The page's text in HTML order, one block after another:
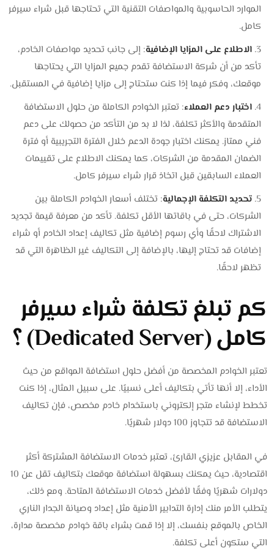
الموارد الحاسوبية والمواصفات التقنية التي تحتاجها قبل شراء سيرفر
كامل.
الاطلاع على المزايا الإضافية: إلى جانب تحديد مواصفات الخادم،
تأكد من أن شركة الاستضافة تقدم جميع المزايا التي يحتاجها
موقعك، وفكر فيما إذا كنت ستحتاج إلى مزايا إضافية في المستقبل.
اختبار دعم العملاء: تعتبر الخوادم الكاملة من حلول الاستضافة
المتقدمة والأكثر تكلفة، لذا لا بد من التأكد من حصولك على دعم
فني ممتاز. يمكنك اختبار جودة الدعم خلال الفترة التجريبية أو فترة
الضمان المقدمة من الشركات، كما يمكنك الاطلاع على تقييمات
العملاء السابقين قبل اتخاذ قرار شراء سيرفر كامل.
تحديد التكلفة الإجمالية: تختلف أسعار الخوادم الكاملة بين
الشركات، حتى في باقاتها الأقل تكلفة. تأكد من معرفة قيمة تجديد
الاشتراك لاحقًا وأي رسوم إضافية مثل تكاليف إعداد الخادم أو شراء
إضافات قد تحتاج إليها، بالإضافة إلى التكاليف غير الظاهرة التي قد
تظهر لاحقًا.
كم تبلغ تكلفة شراء سيرفر
كامل (Dedicated Server) ؟
تعتبر الخوادم المخصصة من أفضل حلول استضافة المواقع من حيث
الأداء، إلا أنها تأتي بتكاليف أعلى نسبيًا. على سبيل المثال، إذا كنت
تخطط لإنشاء متجر إلكتروني باستخدام خادم مخصص، فإن تكاليف
الاستضافة قد تتجاوز 100 دولار شهريًا.
في المقابل عزيزي القارئ، تعتبر خدمات الاستضافة المشتركة أكثر
اقتصادية، حيث يمكنك بسهولة استضافة موقعك بتكاليف تقل عن 10
دولارات شهريًا وفقًا لأفضل خدمات الاستضافة المتاحة. ومع ذلك،
يتطلب الأمر منك إدارة التدابير الأمنية مثل إعداد وصيانة الجدار الناري
الخاص بالموقع بنفسك، إلا إذا قمت بشراء باقة خوادم مخصصة مدارة،
التي ستكون أعلى تكلفة.